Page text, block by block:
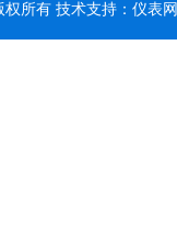
所有 技术支持： 仪表网